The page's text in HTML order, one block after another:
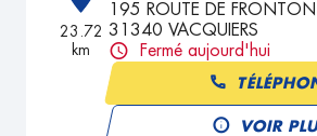
23.72
km
195 ROUTE DE FRONTON
31340 VACQUIERS
Fermé aujourd'hui
VOIR